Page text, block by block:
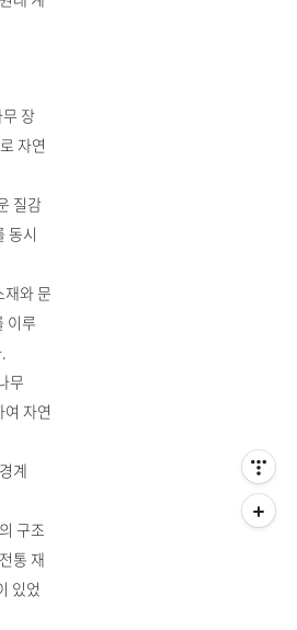
장
자연
질감
동시
와 문
이루
무
자연
계
구조
통 재
있었